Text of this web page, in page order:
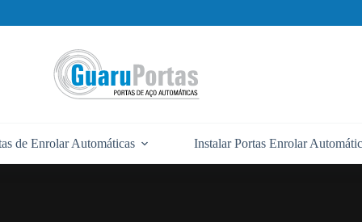
de Enrolar Automáticas Instalar Portas Enrolar